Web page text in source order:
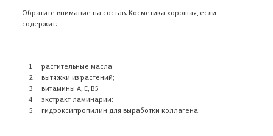
Обратите внимание на состав. Косметика хорошая, если
содержит:
растительные масла;
вытяжки из растений;
витамины А, Е, В5;
экстракт ламинарии;
гидроксипропилин для выработки коллагена.